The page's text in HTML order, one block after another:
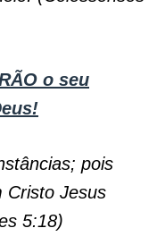
o seu
pois
Cristo Jesus
5:18)